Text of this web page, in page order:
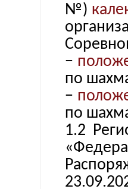
№)
−
по
−
по
1.2